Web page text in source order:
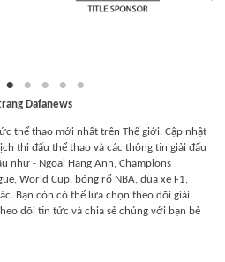
Dafanews
thể thao mới nhất trên Thế giới. Cập nhật
thi đấu thể thao và các thông tin giải đấu
như - Ngoại Hạng Anh, Champions
World Cup, bóng rổ NBA, đua xe F1,
Bạn còn có thể lựa chọn theo dõi giải
dõi tin tức và chia sẻ chúng với bạn bè